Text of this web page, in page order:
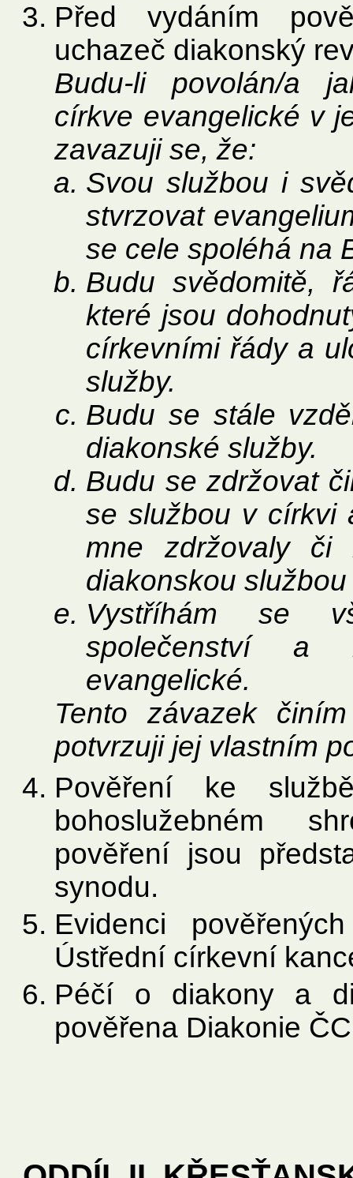
Před vydáním
uchazeč diakonský
Budu-li povolán/a
církve evangelické v
zavazuji se, že:
Svou službou i
stvrzovat
se cele spoléhá na
Budu svědomitě,
které jsou
církevními řády a
služby.
Budu se stále
diakonské služby.
Budu se zdržovat
se službou v církvi
mne zdržovaly
diakonskou
Vystříhám se
společenství a
evangelické.
Tento závazek
potvrzuji jej vlastním
Pověření ke
bohoslužebném
pověření jsou
synodu.
Evidenci
Ústřední církevní
Péčí o diakony a
pověřena Diakonie